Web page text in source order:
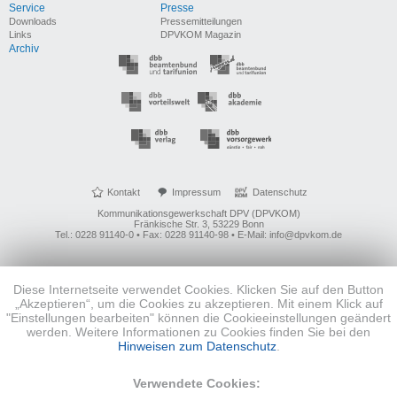
Service
Downloads
Links
Presse
Pressemitteilungen
DPVKOM Magazin
Archiv
Kontakt Impressum
Datenschutz
Kommunikationsgewerkschaft DPV (DPVKOM)
Fränkische Str. 3, 53229 Bonn
Tel.: 0228 91140-0 • Fax: 0228 91140-98 • E-Mail: info@dpvkom.de
Diese Internetseite verwendet Cookies. Klicken Sie auf den Button
„Akzeptieren“, um die Cookies zu akzeptieren. Mit einem Klick auf
"Einstellungen bearbeiten" können die Cookieeinstellungen geändert
werden. Weitere Informationen zu Cookies finden Sie bei den
Hinweisen zum Datenschutz.
Verwendete Cookies: